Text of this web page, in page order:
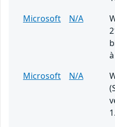
Microsoft
N/A
Microsoft
N/A